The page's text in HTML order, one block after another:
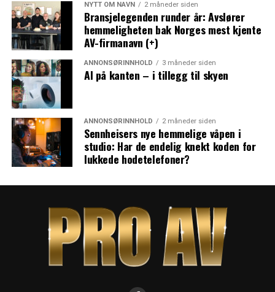
NYTT OM NAVN 2 måneder siden
Bransjelegenden runder år: Avslører
hemmeligheten bak Norges mest kjente
AV-firmanavn (+)
ANNONSØRINNHOLD 3 måneder siden
AI på kanten – i tillegg til skyen
ANNONSØRINNHOLD 2 måneder siden
Sennheisers nye hemmelige våpen i
studio: Har de endelig knekt koden for
lukkede hodetelefoner?